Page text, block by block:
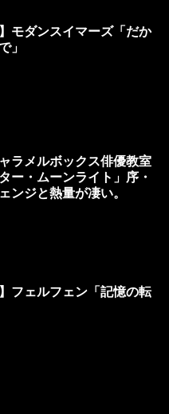
モダンスイマーズ「だか
」
ラメルボックス俳優教室
ー・ムーンライト」序・
ンジと熱量が凄い。
フェルフェン「記憶の転